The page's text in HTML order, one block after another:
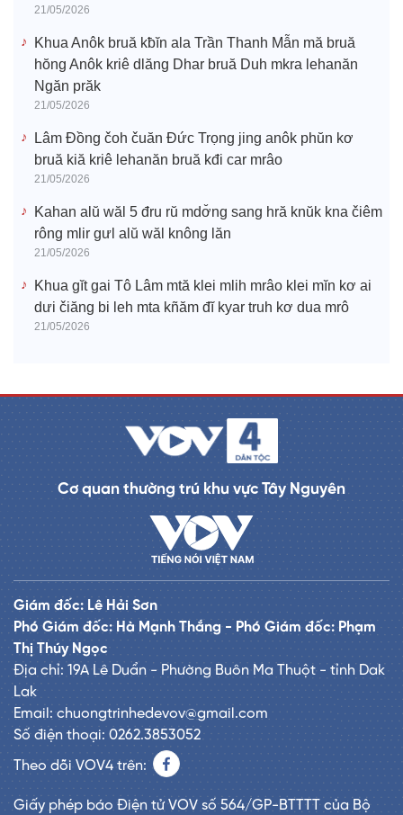
21/05/2026
Khua Anôk bruă kƀĭn ala Trần Thanh Mẫn mă bruă
hŏng Anôk kriê dlăng Dhar bruă Duh mkra lehanăn
Ngăn prăk
21/05/2026
Lâm Đồng čoh čuăn Đức Trọng jing anôk phŭn kơ
bruă kiă kriê lehanăn bruă kđi car mrâo
21/05/2026
Kahan alŭ wăl 5 đru rŭ mdơ̆ng sang hră knŭk kna čiêm
rông mlir gưl alŭ wăl knông lăn
21/05/2026
Khua gĭt gai Tô Lâm mtă klei mlih mrâo klei mĭn kơ ai
dưi čiăng bi leh mta kñăm đĭ kyar truh kơ dua mrô
21/05/2026
Cơ quan thường trú khu vực Tây Nguyên
Giám đốc: Lê Hải Sơn
Phó Giám đốc: Hà Mạnh Thắng - Phó Giám đốc: Phạm
Thị Thúy Ngọc
Địa chỉ: 19A Lê Duẩn - Phường Buôn Ma Thuột - tỉnh Dak
Lak
Email: chuongtrinhedevov@gmail.com
Số điện thoại: 0262.3853052
Theo dõi VOV4 trên:
Giấy phép báo Điện tử VOV số 564/GP-BTTTT của Bộ